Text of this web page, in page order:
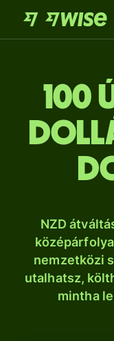
100
NZD
nemzetközi
utalhatsz,
mintha